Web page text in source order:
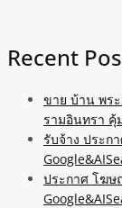
Recent
ขาย บ้าน พร
รามอินทรา คุ้
รับจ้าง ประก
ประกาศ โฆษ